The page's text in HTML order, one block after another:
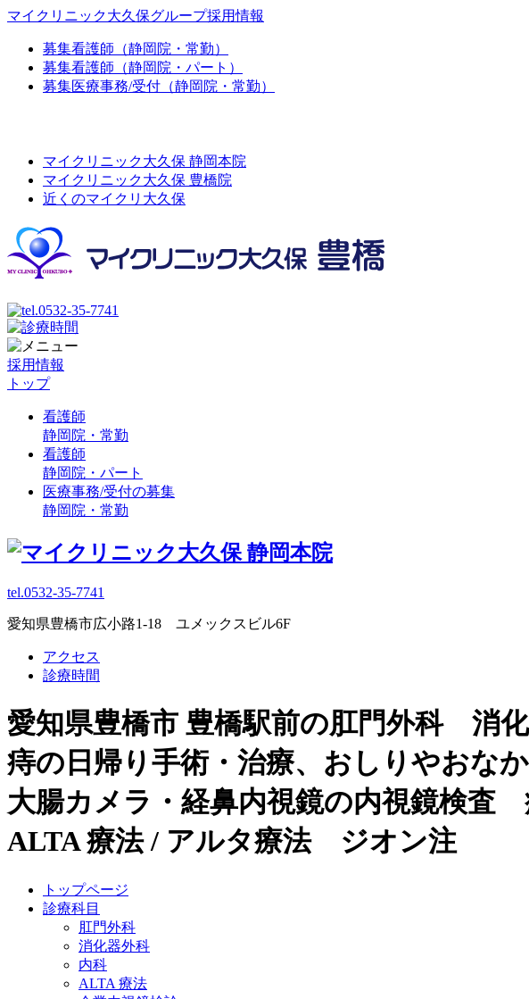
マイクリニック大久保グループ採用情報
募集看護師（静岡院・常勤）
募集看護師（静岡院・パート）
募集医療事務/受付（静岡院・常勤）
マイクリニック大久保 静岡本院
マイクリニック大久保 豊橋院
近くのマイクリ大久保
採用情報
トップ
看護師
静岡院・常勤
看護師
静岡院・パート
医療事務/受付の募集
静岡院・常勤
tel.0532-35-7741
愛知県豊橋市広小路1-18 ユメックスビル6F
アクセス
診療時間
愛知県豊橋市 豊橋駅前の肛門外科 消
痔の日帰り手術・治療、おしりやおな
大腸カメラ・経鼻内視鏡の内視鏡検査
ALTA 療法 / アルタ療法 ジオン注
トップページ
診療科目
肛門外科
消化器外科
内科
ALTA 療法